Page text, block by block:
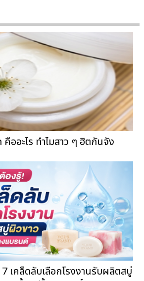
ออะไร ทำไมสาว ๆ ฮิตกันจัง
เคล็ดลับเลือกโรงงานรับผลิตสบู่